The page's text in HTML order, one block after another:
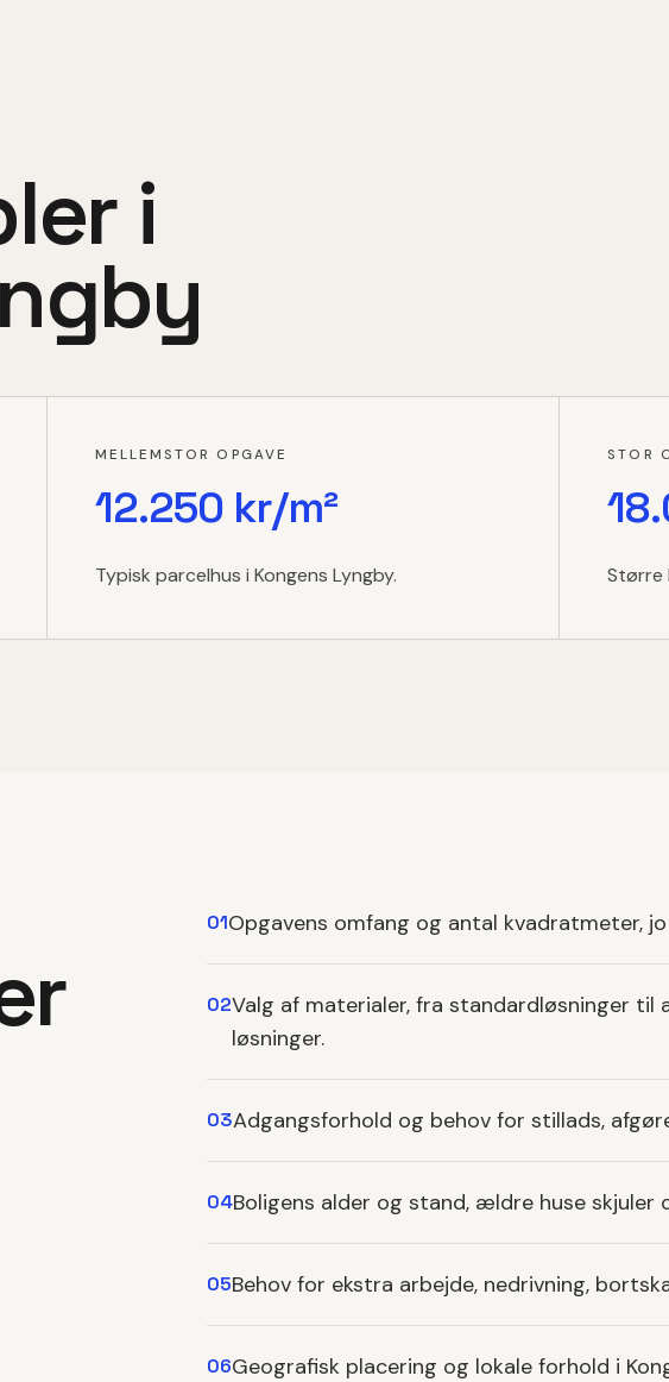
i
MELLEMSTOR OPGAVE
12.250 kr/m²
Typisk parcelhus i Kongens Lyngby.
STOR
Større
01Opgavens omfang og antal kvadratmeter,
02Valg af materialer, fra standardløsninger
løsninger.
03Adgangsforhold og behov for stillads,
04Boligens alder og stand, ældre huse skjuler
05Behov for ekstra arbejde, nedrivning,
06Geografisk placering og lokale forhold i